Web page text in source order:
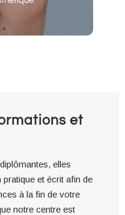
et
elles
et écrit afin de
à la fin de votre
notre centre est